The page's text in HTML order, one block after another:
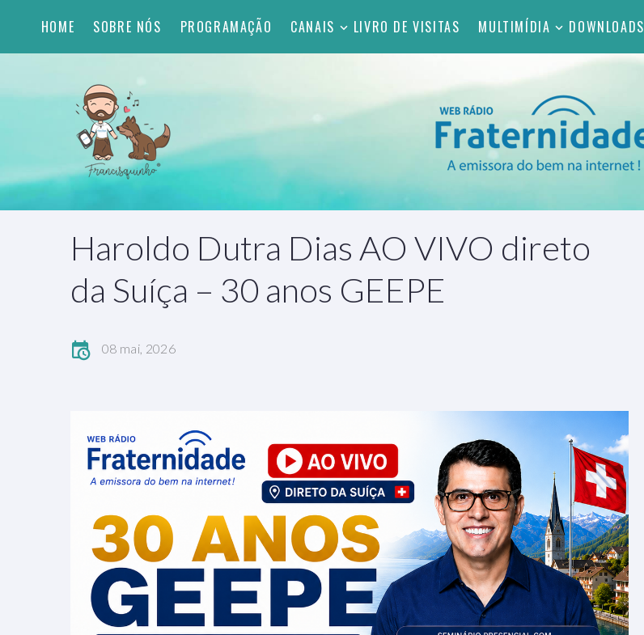
HOME SOBRE NÓS PROGRAMAÇÃO CANAIS LIVRO DE VISITAS MULTIMÍDIA DOWNLOADS
Haroldo Dutra Dias AO VIVO direto
da Suíça – 30 anos GEEPE
08 mai, 2026